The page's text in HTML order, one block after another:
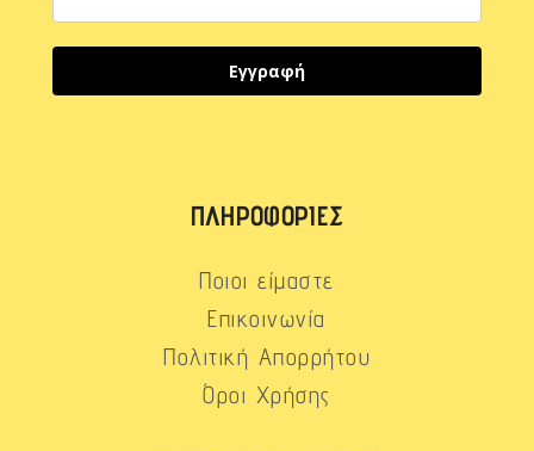
Εγγραφή
ΠΛΗΡΟΦΟΡΊΕΣ
Ποιοι είμαστε
Επικοινωνία
Πολιτική Απορρήτου
Όροι Χρήσης